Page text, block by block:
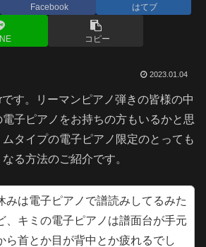
Facebook はてブ
コピー
2023.01.04
す。リーマンピアノ弾きの皆様の中
子ピアノをお持ちの方もいるかと思
タイプの電子ピアノ限定のとっても
る方法のご紹介です。
みは電子ピアノで譜読みしてるみた
、キミの電子ピアノは譜面台が手元
ら首とか目が背中とか疲れるでし